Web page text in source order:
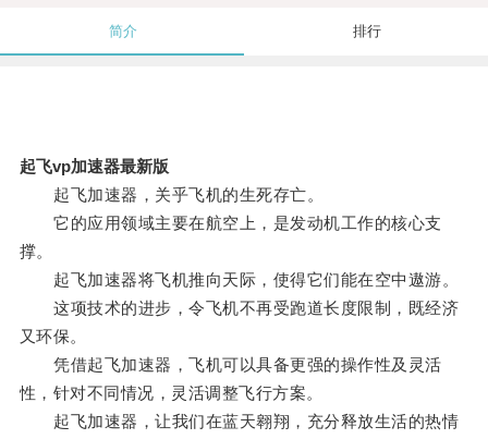
简介 排行
起飞vp加速器最新版
起飞加速器，关乎飞机的生死存亡。
它的应用领域主要在航空上，是发动机工作的核心支
撑。
起飞加速器将飞机推向天际，使得它们能在空中遨游。
这项技术的进步，令飞机不再受跑道长度限制，既经济
又环保。
凭借起飞加速器，飞机可以具备更强的操作性及灵活
性，针对不同情况，灵活调整飞行方案。
起飞加速器，让我们在蓝天翱翔，充分释放生活的热情